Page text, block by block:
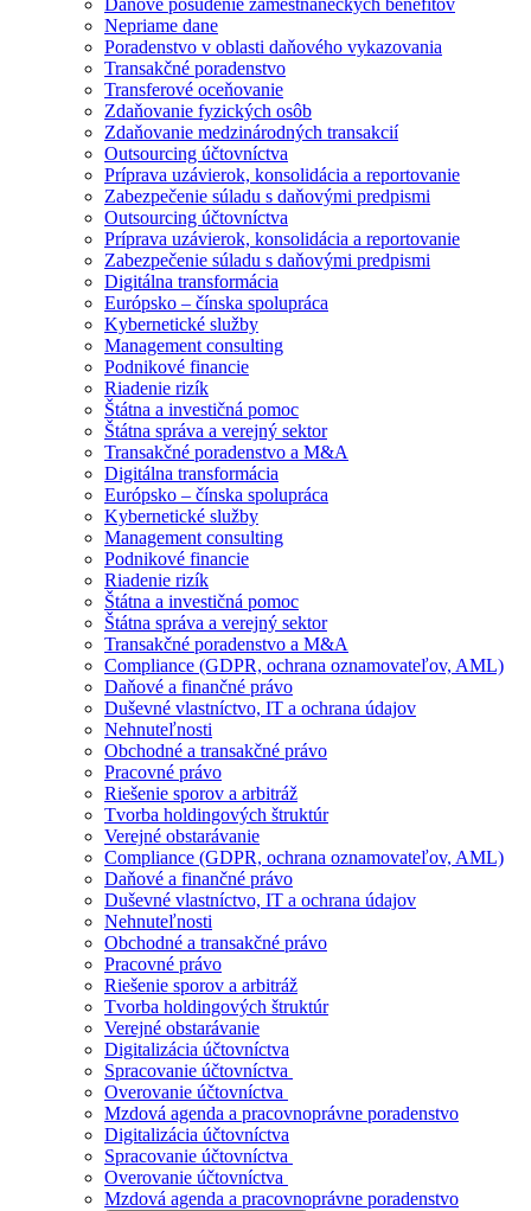
Daňové posúdenie zamestnaneckých benefitov
Nepriame dane
Poradenstvo v oblasti daňového vykazovania
Transakčné poradenstvo
Transferové oceňovanie
Zdaňovanie fyzických osôb
Zdaňovanie medzinárodných transakcií
Outsourcing účtovníctva
Príprava uzávierok, konsolidácia a reportovanie
Zabezpečenie súladu s daňovými predpismi
Outsourcing účtovníctva
Príprava uzávierok, konsolidácia a reportovanie
Zabezpečenie súladu s daňovými predpismi
Digitálna transformácia
Európsko – čínska spolupráca
Kybernetické služby
Management consulting
Podnikové financie
Riadenie rizík
Štátna a investičná pomoc
Štátna správa a verejný sektor
Transakčné poradenstvo a M&A
Digitálna transformácia
Európsko – čínska spolupráca
Kybernetické služby
Management consulting
Podnikové financie
Riadenie rizík
Štátna a investičná pomoc
Štátna správa a verejný sektor
Transakčné poradenstvo a M&A
Compliance (GDPR, ochrana oznamovateľov, AML)
Daňové a finančné právo
Duševné vlastníctvo, IT a ochrana údajov
Nehnuteľnosti
Obchodné a transakčné právo
Pracovné právo
Riešenie sporov a arbitráž
Tvorba holdingových štruktúr
Verejné obstarávanie
Compliance (GDPR, ochrana oznamovateľov, AML)
Daňové a finančné právo
Duševné vlastníctvo, IT a ochrana údajov
Nehnuteľnosti
Obchodné a transakčné právo
Pracovné právo
Riešenie sporov a arbitráž
Tvorba holdingových štruktúr
Verejné obstarávanie
Digitalizácia účtovníctva
Spracovanie účtovníctva
Overovanie účtovníctva
Mzdová agenda a pracovnoprávne poradenstvo
Digitalizácia účtovníctva
Spracovanie účtovníctva
Overovanie účtovníctva
Mzdová agenda a pracovnoprávne poradenstvo